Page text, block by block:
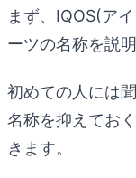
まず、IQOS(ア
ーツの名称を説明
初めての人には
名称を抑えてお
きます。